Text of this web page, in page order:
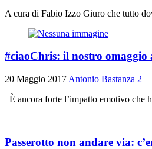
A cura di Fabio Izzo Giuro che tutto
#ciaoChris: il nostro omaggio
20 Maggio 2017 Antonio Bastanza 2
È ancora forte l’impatto emotivo che
Passerotto non andare via: